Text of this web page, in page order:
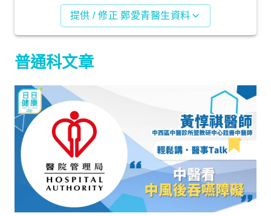
提供 / 修正 鄭愛青醫生資料
普通科文章